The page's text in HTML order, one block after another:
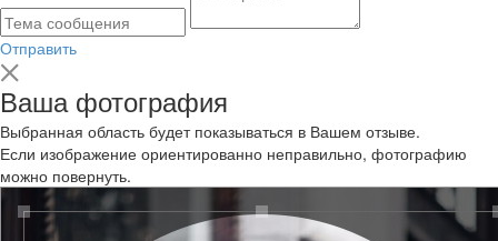
Отправить
Ваша фотография
Выбранная область будет показываться в Вашем отзыве.
Если изображение ориентированно неправильно, фотографию
можно повернуть.